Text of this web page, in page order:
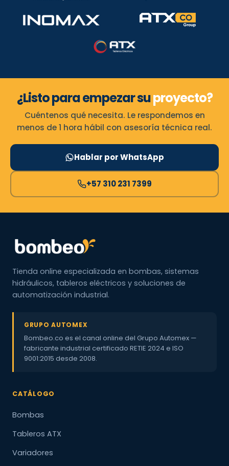
¿Listo para empezar suproyecto?
Cuéntenos qué necesita. Le respondemos en
menos de 1 hora hábil con asesoría técnica real.
Hablar por WhatsApp
+57 310 231 7399
Tienda online especializada en bombas, sistemas
hidráulicos, tableros eléctricos y soluciones de
automatización industrial.
GRUPO AUTOMEX
Bombeo.co es el canal online del Grupo Automex —
fabricante industrial certificado RETIE 2024 e ISO
9001:2015 desde 2008.
CATÁLOGO
Bombas
Tableros ATX
Variadores